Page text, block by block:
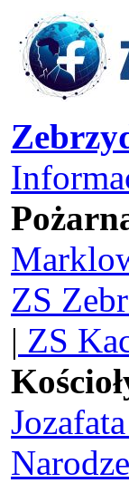
ZS
| ZS